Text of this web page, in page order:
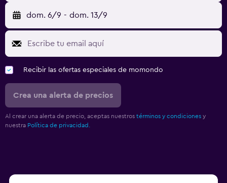
dom. 6/9 - dom. 13/9
Recibir las ofertas especiales de momondo
Crea una alerta de precios
Al crear una alerta de precio, aceptas nuestros términos y condiciones y
nuestra Política de privacidad.